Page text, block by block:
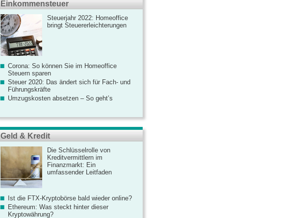
Einkommensteuer
Steuerjahr 2022: Homeoffice
bringt Steuererleichterungen
Corona: So können Sie im Homeoffice
Steuern sparen
Steuer 2020: Das ändert sich für Fach- und
Führungskräfte
Umzugskosten absetzen – So geht’s
Geld & Kredit
Die Schlüsselrolle von
Kreditvermittlern im
Finanzmarkt: Ein
umfassender Leitfaden
Ist die FTX-Kryptobörse bald wieder online?
Ethereum: Was steckt hinter dieser
Kryptowährung?